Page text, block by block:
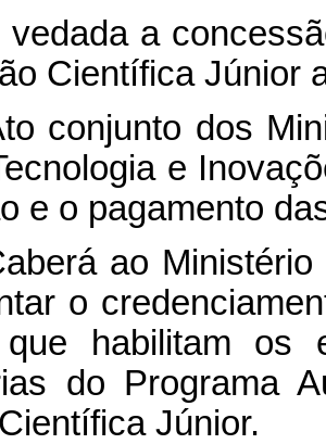
a
Científica Júnior
conjunto dos
e
e o pagamento
ao Ministério
o
habilitam os
do Programa
Júnior.